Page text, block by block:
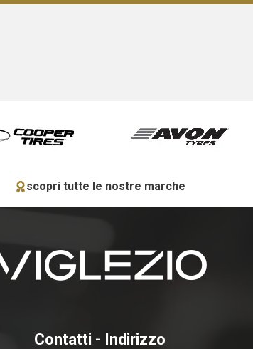
scopri tutte le nostre marche
Contatti - Indirizzo